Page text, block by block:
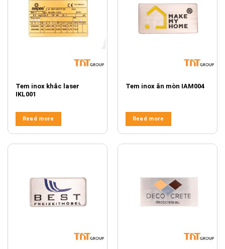
Tem inox khắc laser
IKL001
Read more
Tem inox ăn mòn IAM004
Read more